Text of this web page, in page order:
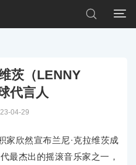


茨（LENNY
代言人
04-29
家欣然宣布兰尼·克拉维茨成
最杰出的摇滚音乐家之一，